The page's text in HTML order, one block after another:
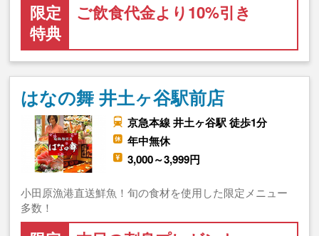
限定
特典
ご飲食代金より10%引き
はなの舞 井土ヶ谷駅前店
京急本線 井土ヶ谷駅 徒歩1分
年中無休
3,000～3,999円
小田原漁港直送鮮魚！旬の食材を使用した限定メニュー
多数！